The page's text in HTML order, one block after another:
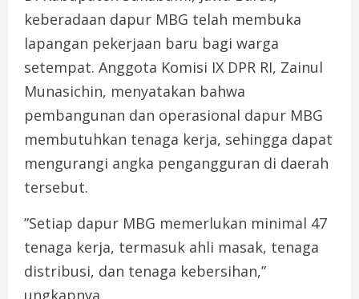
keberadaan dapur MBG telah membuka
lapangan pekerjaan baru bagi warga
setempat. Anggota Komisi IX DPR RI, Zainul
Munasichin, menyatakan bahwa
pembangunan dan operasional dapur MBG
membutuhkan tenaga kerja, sehingga dapat
mengurangi angka pengangguran di daerah
tersebut.
”Setiap dapur MBG memerlukan minimal 47
tenaga kerja, termasuk ahli masak, tenaga
distribusi, dan tenaga kebersihan,”
ungkapnya.